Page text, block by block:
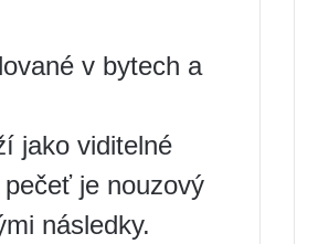
v bytech a
jako viditelné
je nouzový
následky.